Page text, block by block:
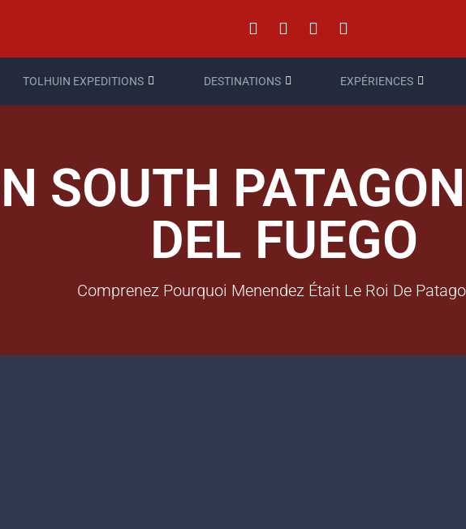
TOLHUIN EXPEDITIONS DESTINATIONS EXPÉRIENCES
SOUTH
DEL FUEGO
Comprenez Pourquoi Menendez Était Le Roi De